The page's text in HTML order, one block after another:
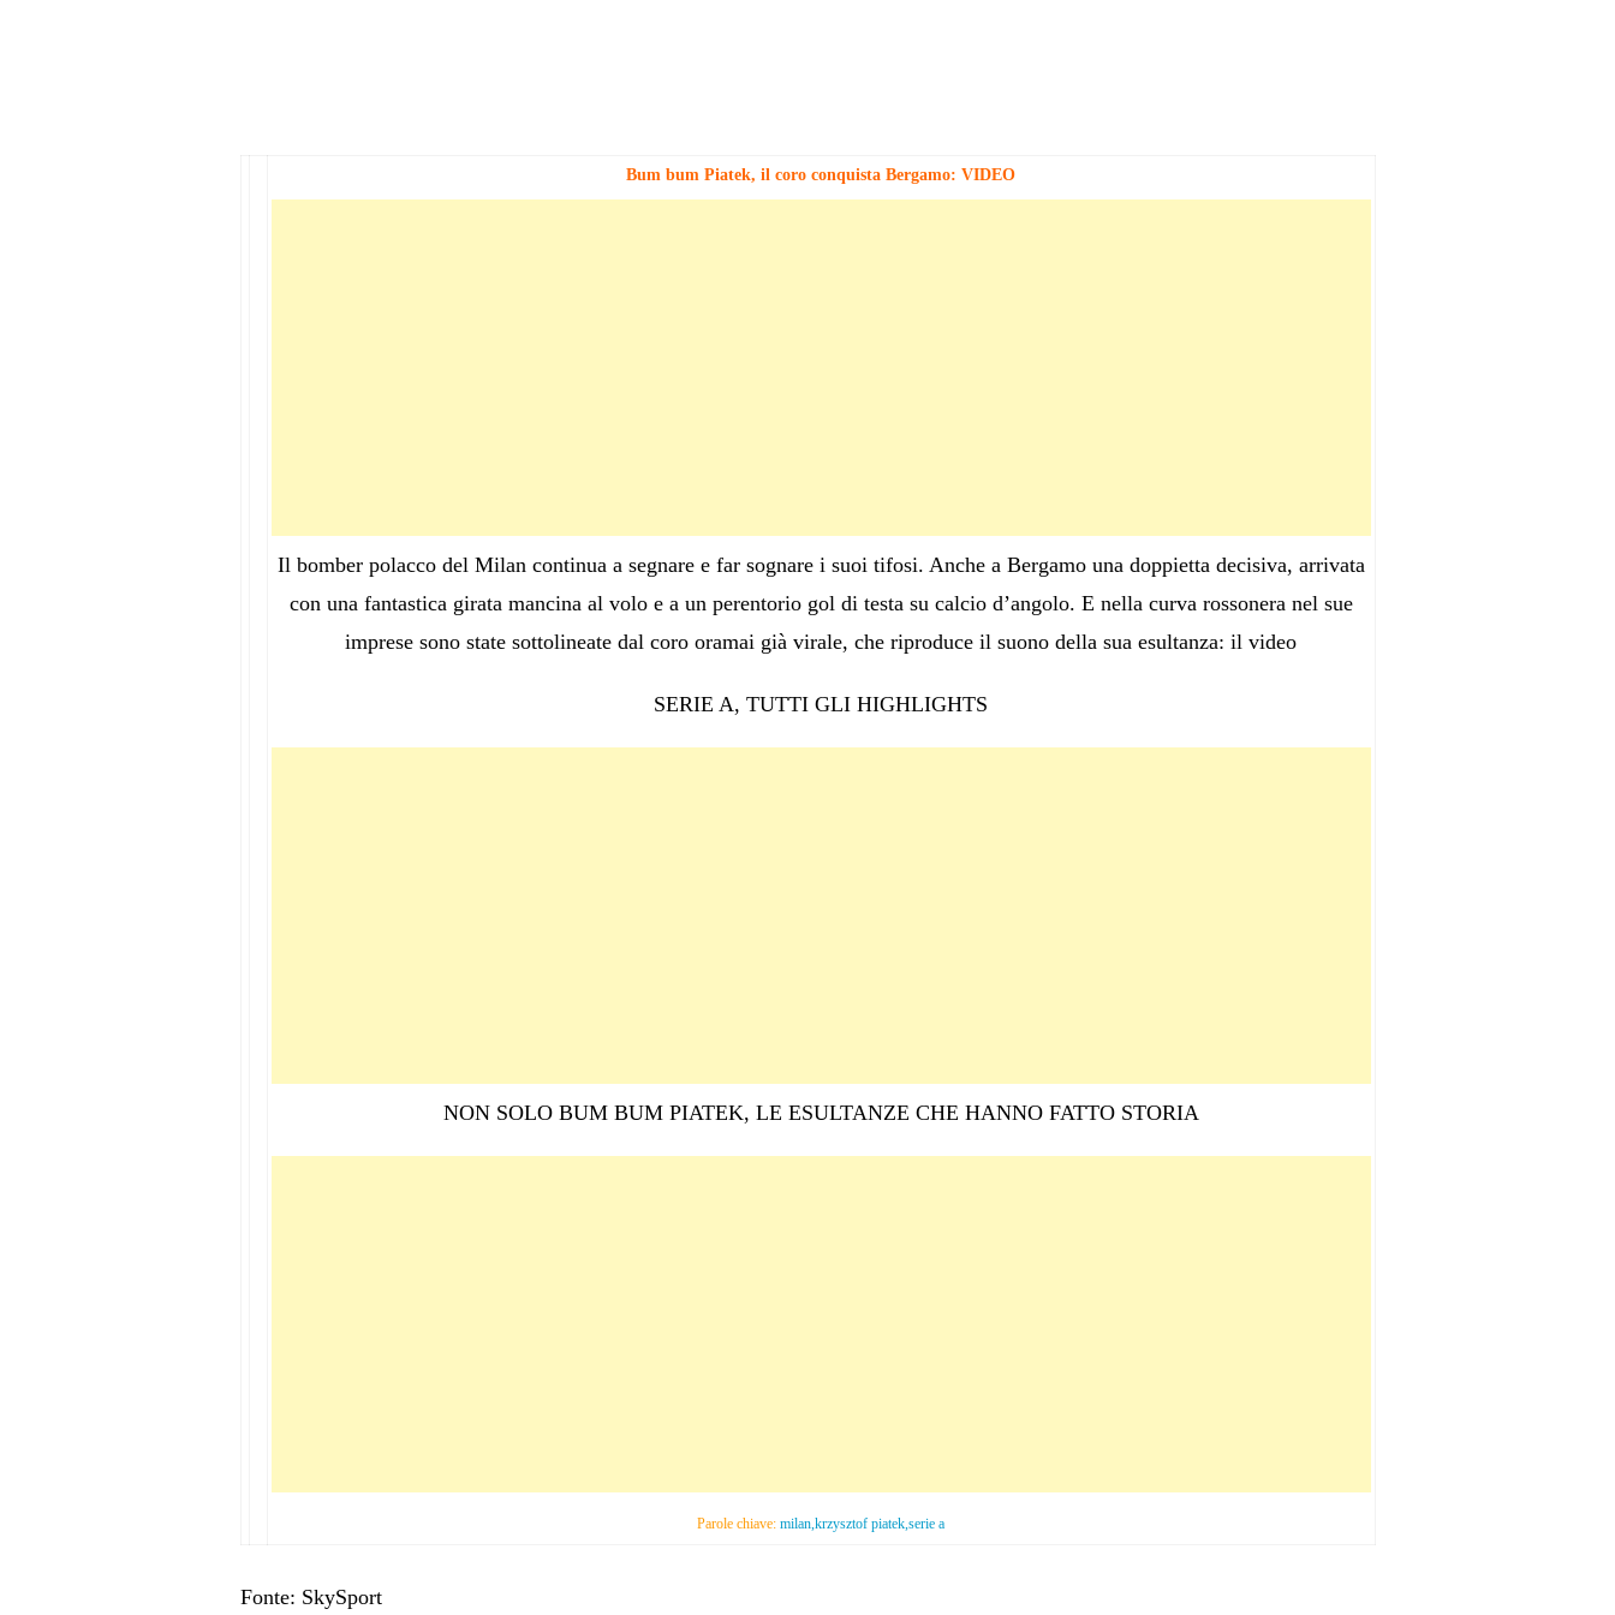
Bum bum Piatek, il coro conquista Bergamo: VIDEO
Il bomber polacco del Milan continua a segnare e far sognare i suoi tifosi. Anche a Bergamo una doppietta decisiva, arrivata
con una fantastica girata mancina al volo e a un perentorio gol di testa su calcio d’angolo. E nella curva rossonera nel sue
imprese sono state sottolineate dal coro oramai già virale, che riproduce il suono della sua esultanza: il video
SERIE A, TUTTI GLI HIGHLIGHTS
NON SOLO BUM BUM PIATEK, LE ESULTANZE CHE HANNO FATTO STORIA
Parole chiave: milan,krzysztof piatek,serie a
Fonte: SkySport